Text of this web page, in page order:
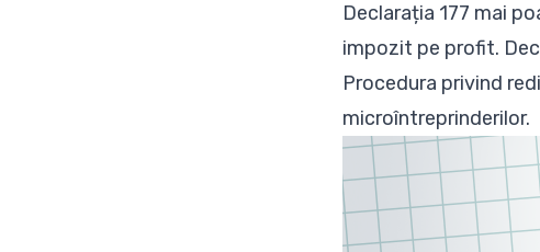
Declarația 177 mai
impozit pe profit.
Procedura privind
microîntreprinderilor.